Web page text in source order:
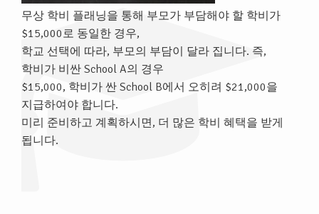
무상 학비 플래닝을 통해 부모가 부담해야 할 학비가
$15,000로 동일한 경우,
학교 선택에 따라, 부모의 부담이 달라 집니다. 즉,
학비가 비싼 School A의 경우
$15,000, 학비가 싼 School B에서 오히려 $21,000을
지급하여야 합니다.
미리 준비하고 계획하시면, 더 많은 학비 혜택을 받게
됩니다.